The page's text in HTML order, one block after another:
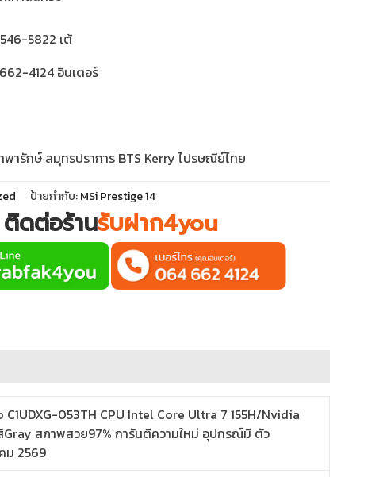
5822 เต้
4124 อินเตอร์
พารักษ์ สมุทรปราการ BTS Kerry ไปรษณีย์ไทย
ป้ายกำกับ:MSi Prestige 14
ติดต่อร้านรับฝาก4you
053TH CPU Intel Core Ultra 7 155H/Nvidia
สีGray สภาพสวย97% การันตีความใหม่ อุปกรณ์มี ตัว
ม 2569